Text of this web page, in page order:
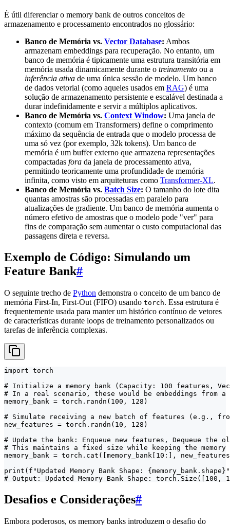
É útil diferenciar o memory bank de outros conceitos de
armazenamento e processamento encontrados no glossário:
Banco de Memória vs. Vector Database: Ambos
armazenam embeddings para recuperação. No entanto, um
banco de memória é tipicamente uma estrutura transitória em
memória usada dinamicamente durante o treinamento ou a
inferência ativa de uma única sessão de modelo. Um banco
de dados vetorial (como aqueles usados em RAG) é uma
solução de armazenamento persistente e escalável destinada a
durar indefinidamente e servir a múltiplos aplicativos.
Banco de Memória vs. Context Window: Uma janela de
contexto (comum em Transformers) define o comprimento
máximo da sequência de entrada que o modelo processa de
uma só vez (por exemplo, 32k tokens). Um banco de
memória é um buffer externo que armazena representações
compactadas fora da janela de processamento ativa,
permitindo teoricamente uma profundidade de memória
infinita, como visto em arquiteturas como Transformer-XL.
Banco de Memória vs. Batch Size: O tamanho do lote dita
quantas amostras são processadas em paralelo para
atualizações de gradiente. Um banco de memória aumenta o
número efetivo de amostras que o modelo pode "ver" para
fins de comparação sem aumentar o custo computacional das
passagens direta e reversa.
Exemplo de Código: Simulando um
Feature Bank#
O seguinte trecho de Python demonstra o conceito de um banco de
memória First-In, First-Out (FIFO) usando torch. Essa estrutura é
frequentemente usada para manter um histórico contínuo de vetores
de características durante loops de treinamento personalizados ou
tarefas de inferência complexas.
import torch
# Initialize a memory bank (Capacity: 100 features,
# In a real scenario, these would be embeddings from a
memory_bank = torch.randn(100, 128)
# Simulate receiving a new batch of features (e.g.,
new_features = torch.randn(10, 128)
# Update the bank: Enqueue new features, Dequeue the
# This maintains a fixed size while keeping the
memory_bank = torch.cat([memory_bank[10:],
print(f"Updated Memory Bank Shape:
# Output: Updated Memory Bank Shape: torch.Size([100,
Desafios e Considerações#
Embora poderosos, os memory banks introduzem o desafio do